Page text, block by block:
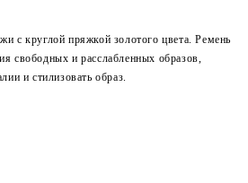
с круглой пряжкой золотого цвета. Ремень
свободных и расслабленных образов,
и стилизовать образ.